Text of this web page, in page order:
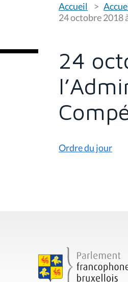
o
u
s
Accueil
24 octobre 2018
24
Ordre du jour